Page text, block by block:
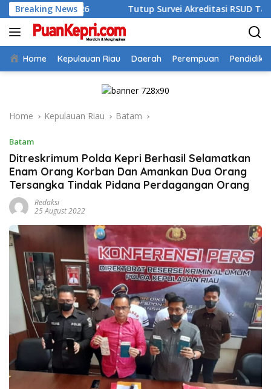
Skip
to
content
Breaking NewsTutup Survei Akreditasi RSUD Tarempa, Bupati
Home Kepulauan Riau Daerah Perempuan
Home Kepulauan Riau Batam
Batam
Ditreskrimum Polda Kepri Berhasil Selamatkan
Enam Orang Korban Dan Amankan Dua Orang
Tersangka Tindak Pidana Perdagangan Orang
Redaksi
25 August 2022